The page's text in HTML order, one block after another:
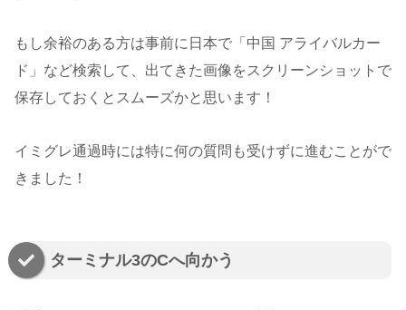
もし余裕のある方は事前に日本で「中国 アライバルカー
ド」など検索して、出てきた画像をスクリーンショットで
保存しておくとスムーズかと思います！
イミグレ通過時には特に何の質問も受けずに進むことがで
きました！
ターミナル3のCへ向かう